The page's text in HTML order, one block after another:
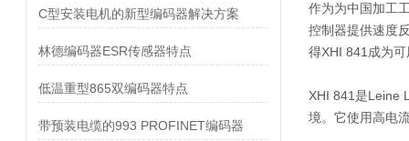
C型安装电机的新型编码器解决方案
林德编码器ESR传感器特点
低温重型865双编码器特点
带预装电缆的993 PROFINET编码器
作为为中国加工
控制器提供速度
得XHI 841成为
XHI 841是Leine
境。它使用高电